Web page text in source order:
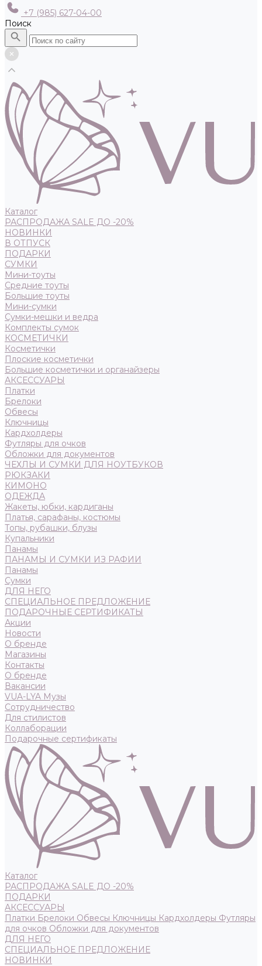
+7 (985) 627-04-00
Поиск
Каталог
РАСПРОДАЖА SALE ДО -20%
НОВИНКИ
В ОТПУСК
ПОДАРКИ
СУМКИ
Мини-тоуты
Средние тоуты
Большие тоуты
Мини-сумки
Сумки-мешки и ведра
Комплекты сумок
КОСМЕТИЧКИ
Косметички
Плоские косметички
Большие косметички и органайзеры
АКСЕССУАРЫ
Платки
Брелоки
Обвесы
Ключницы
Кардхолдеры
Футляры для очков
Обложки для документов
ЧЕХЛЫ И СУМКИ ДЛЯ НОУТБУКОВ
РЮКЗАКИ
КИМОНО
ОДЕЖДА
Жакеты, юбки, кардиганы
Платья, сарафаны, костюмы
Топы, рубашки, блузы
Купальники
Панамы
ПАНАМЫ И СУМКИ ИЗ РАФИИ
Панамы
Сумки
ДЛЯ НЕГО
СПЕЦИАЛЬНОЕ ПРЕДЛОЖЕНИЕ
ПОДАРОЧНЫЕ СЕРТИФИКАТЫ
Акции
Новости
О бренде
Магазины
Контакты
О бренде
Вакансии
VUA-LYA Музы
Сотрудничество
Для стилистов
Коллаборации
Подарочные сертификаты
Каталог
РАСПРОДАЖА SALE ДО -20%
ПОДАРКИ
АКСЕССУАРЫ
Платки Брелоки Обвесы Ключницы Кардхолдеры Футляры
для очков Обложки для документов
ДЛЯ НЕГО
СПЕЦИАЛЬНОЕ ПРЕДЛОЖЕНИЕ
НОВИНКИ